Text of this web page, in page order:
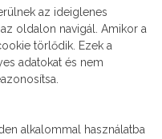
az ideiglenes
oldalon navigál. Amikor a
törlődik. Ezek a
adatokat és nem
alkalommal használatba